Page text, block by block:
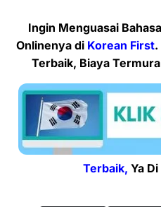
Ingin Menguasai
Onlinenya di Korean First
Terbaik, Biaya
Terbaik, Ya